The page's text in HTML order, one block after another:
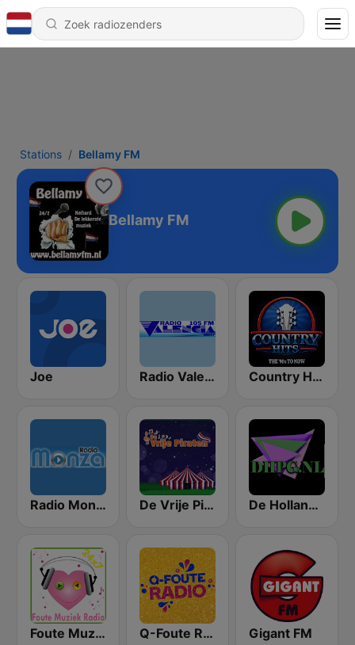
Stations Bellamy FM
Bellamy FM
Joe Radio Valencia Country Hits
Radio Monza De Vrije Piraten De Hollandse Piraten Gigant
Foute Muziek Radio Q-Foute Radio Gigant FM